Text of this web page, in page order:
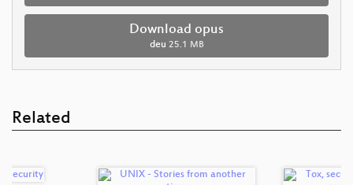
Download opus
deu 25.1 MB
Related